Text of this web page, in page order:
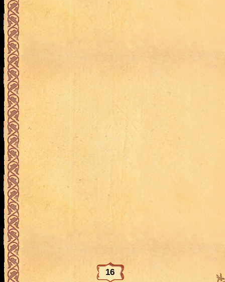
16